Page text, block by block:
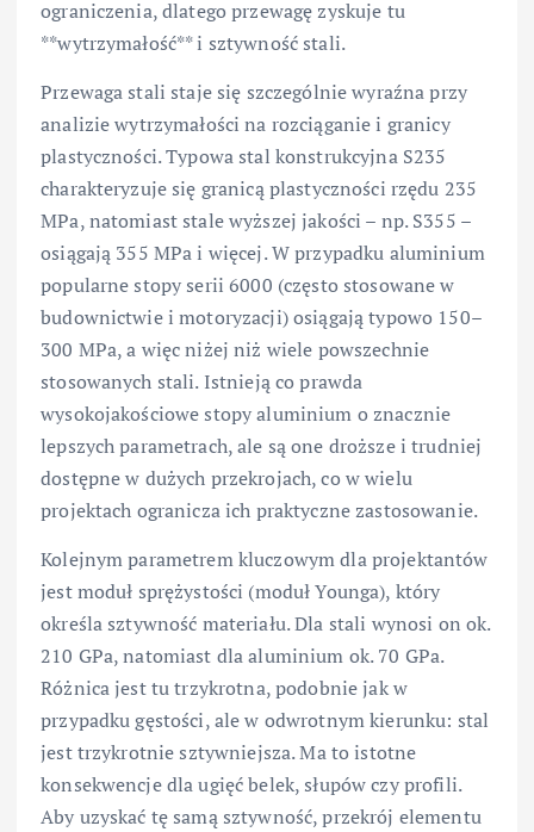
ograniczenia, dlatego przewagę zyskuje tu
**wytrzymałość** i sztywność stali.
Przewaga stali staje się szczególnie wyraźna przy
analizie wytrzymałości na rozciąganie i granicy
plastyczności. Typowa stal konstrukcyjna S235
charakteryzuje się granicą plastyczności rzędu 235
MPa, natomiast stale wyższej jakości – np. S355 –
osiągają 355 MPa i więcej. W przypadku aluminium
popularne stopy serii 6000 (często stosowane w
budownictwie i motoryzacji) osiągają typowo 150–
300 MPa, a więc niżej niż wiele powszechnie
stosowanych stali. Istnieją co prawda
wysokojakościowe stopy aluminium o znacznie
lepszych parametrach, ale są one droższe i trudniej
dostępne w dużych przekrojach, co w wielu
projektach ogranicza ich praktyczne zastosowanie.
Kolejnym parametrem kluczowym dla projektantów
jest moduł sprężystości (moduł Younga), który
określa sztywność materiału. Dla stali wynosi on ok.
210 GPa, natomiast dla aluminium ok. 70 GPa.
Różnica jest tu trzykrotna, podobnie jak w
przypadku gęstości, ale w odwrotnym kierunku: stal
jest trzykrotnie sztywniejsza. Ma to istotne
konsekwencje dla ugięć belek, słupów czy profili.
Aby uzyskać tę samą sztywność, przekrój elementu